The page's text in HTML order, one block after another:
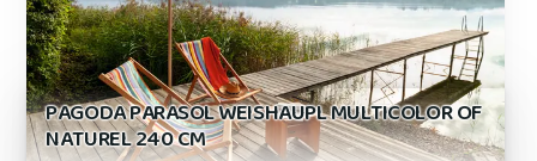
PAGODA PARASOL WEISHAUPL MULTICOLOR OF
NATUREL 240 CM